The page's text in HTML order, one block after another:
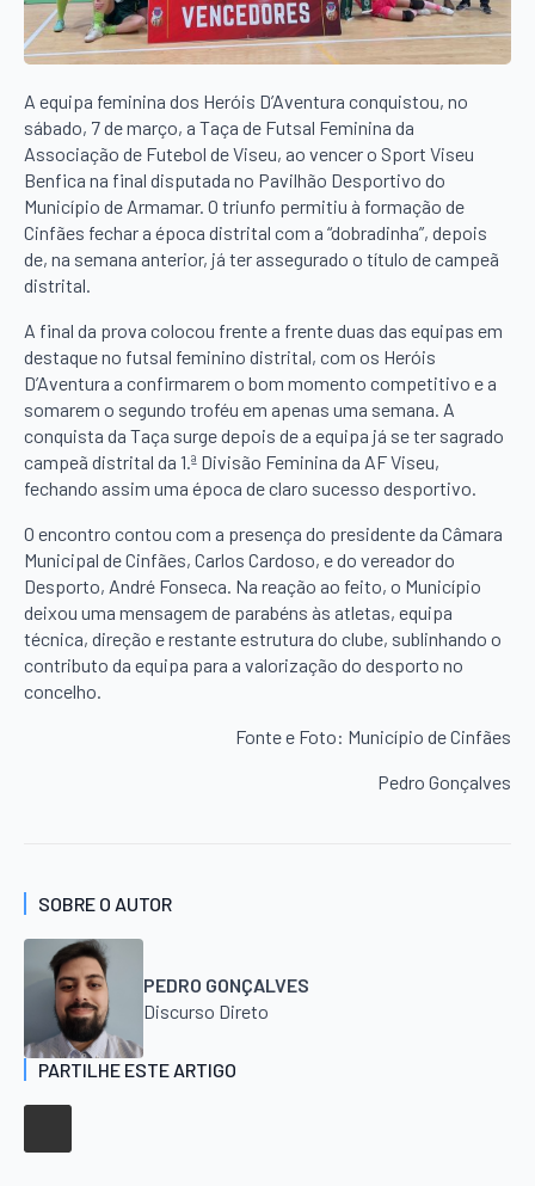
A equipa feminina dos Heróis D’Aventura conquistou, no
sábado, 7 de março, a Taça de Futsal Feminina da
Associação de Futebol de Viseu, ao vencer o Sport Viseu
Benfica na final disputada no Pavilhão Desportivo do
Município de Armamar. O triunfo permitiu à formação de
Cinfães fechar a época distrital com a “dobradinha”, depois
de, na semana anterior, já ter assegurado o título de campeã
distrital.
A final da prova colocou frente a frente duas das equipas em
destaque no futsal feminino distrital, com os Heróis
D’Aventura a confirmarem o bom momento competitivo e a
somarem o segundo troféu em apenas uma semana. A
conquista da Taça surge depois de a equipa já se ter sagrado
campeã distrital da 1.ª Divisão Feminina da AF Viseu,
fechando assim uma época de claro sucesso desportivo.
O encontro contou com a presença do presidente da Câmara
Municipal de Cinfães, Carlos Cardoso, e do vereador do
Desporto, André Fonseca. Na reação ao feito, o Município
deixou uma mensagem de parabéns às atletas, equipa
técnica, direção e restante estrutura do clube, sublinhando o
contributo da equipa para a valorização do desporto no
concelho.
Fonte e Foto: Município de Cinfães
Pedro Gonçalves
SOBRE O AUTOR
PEDRO GONÇALVES
Discurso Direto
PARTILHE ESTE ARTIGO